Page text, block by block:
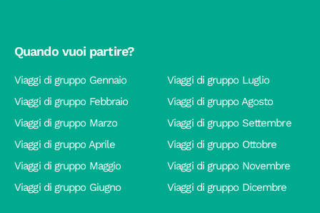
Quando vuoi partire?
Viaggi di gruppo Gennaio
Viaggi di gruppo Febbraio
Viaggi di gruppo Marzo
Viaggi di gruppo Aprile
Viaggi di gruppo Maggio
Viaggi di gruppo Giugno
Viaggi di gruppo Luglio
Viaggi di gruppo Agosto
Viaggi di gruppo Settembre
Viaggi di gruppo Ottobre
Viaggi di gruppo Novembre
Viaggi di gruppo Dicembre